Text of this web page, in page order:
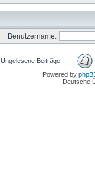
Benutzername:
Ungelesene Beiträge
Powered by
Deutsche